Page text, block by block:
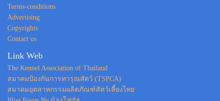
Terms-conditions
Advertising
Copyrights
Contact us
Link Web
The Kennel Association of Thailand
สมาคมป้องกันการทารุณสัตว์ (TSPCA)
สมาคมอุตสาหกรรมผลิตภัณฑ์สัตว์เลี้ยงไทย